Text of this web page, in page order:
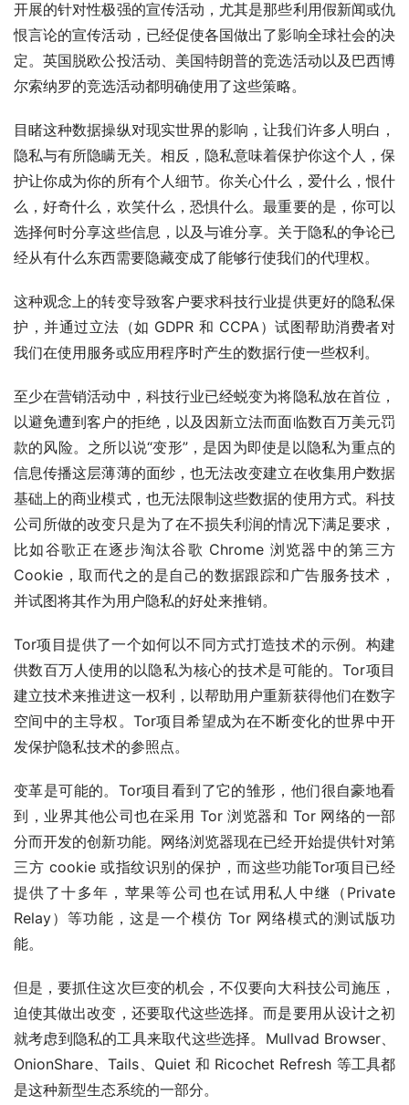
开展的针对性极强的宣传活动，尤其是那些利用假新闻或仇
恨言论的宣传活动，已经促使各国做出了影响全球社会的决
定。英国脱欧公投活动、美国特朗普的竞选活动以及巴西博
尔索纳罗的竞选活动都明确使用了这些策略。
目睹这种数据操纵对现实世界的影响，让我们许多人明白，
隐私与有所隐瞒无关。相反，隐私意味着保护你这个人，保
护让你成为你的所有个人细节。你关心什么，爱什么，恨什
么，好奇什么，欢笑什么，恐惧什么。最重要的是，你可以
选择何时分享这些信息，以及与谁分享。关于隐私的争论已
经从有什么东西需要隐藏变成了能够行使我们的代理权。
这种观念上的转变导致客户要求科技行业提供更好的隐私保
护，并通过立法（如 GDPR 和 CCPA）试图帮助消费者对
我们在使用服务或应用程序时产生的数据行使一些权利。
至少在营销活动中，科技行业已经蜕变为将隐私放在首位，
以避免遭到客户的拒绝，以及因新立法而面临数百万美元罚
款的风险。之所以说“变形”，是因为即使是以隐私为重点的
信息传播这层薄薄的面纱，也无法改变建立在收集用户数据
基础上的商业模式，也无法限制这些数据的使用方式。科技
公司所做的改变只是为了在不损失利润的情况下满足要求，
比如谷歌正在逐步淘汰谷歌 Chrome 浏览器中的第三方
Cookie，取而代之的是自己的数据跟踪和广告服务技术，
并试图将其作为用户隐私的好处来推销。
Tor项目提供了一个如何以不同方式打造技术的示例。构建
供数百万人使用的以隐私为核心的技术是可能的。Tor项目
建立技术来推进这一权利，以帮助用户重新获得他们在数字
空间中的主导权。Tor项目希望成为在不断变化的世界中开
发保护隐私技术的参照点。
变革是可能的。Tor项目看到了它的雏形，他们很自豪地看
到，业界其他公司也在采用 Tor 浏览器和 Tor 网络的一部
分而开发的创新功能。网络浏览器现在已经开始提供针对第
三方 cookie 或指纹识别的保护，而这些功能Tor项目已经
提供了十多年，苹果等公司也在试用私人中继（Private
Relay）等功能，这是一个模仿 Tor 网络模式的测试版功
能。
但是，要抓住这次巨变的机会，不仅要向大科技公司施压，
迫使其做出改变，还要取代这些选择。而是要用从设计之初
就考虑到隐私的工具来取代这些选择。Mullvad Browser、
OnionShare、Tails、Quiet 和 Ricochet Refresh 等工具都
是这种新型生态系统的一部分。